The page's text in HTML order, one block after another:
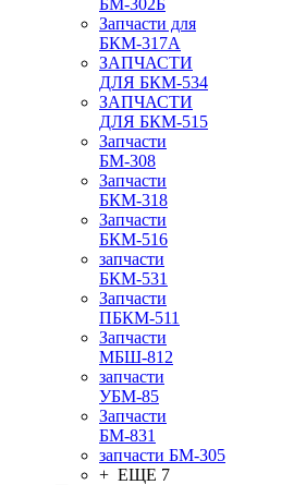
БМ-302Б
Запчасти для
БКМ-317А
ЗАПЧАСТИ
ДЛЯ БКМ-534
ЗАПЧАСТИ
ДЛЯ БКМ-515
Запчасти
БМ-308
Запчасти
БКМ-318
Запчасти
БКМ-516
запчасти
БКМ-531
Запчасти
ПБКМ-511
Запчасти
МБШ-812
запчасти
УБМ-85
Запчасти
БМ-831
запчасти БМ-305
+ ЕЩЕ 7